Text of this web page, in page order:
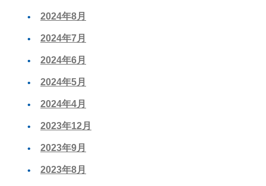
2024年8月
2024年7月
2024年6月
2024年5月
2024年4月
2023年12月
2023年9月
2023年8月